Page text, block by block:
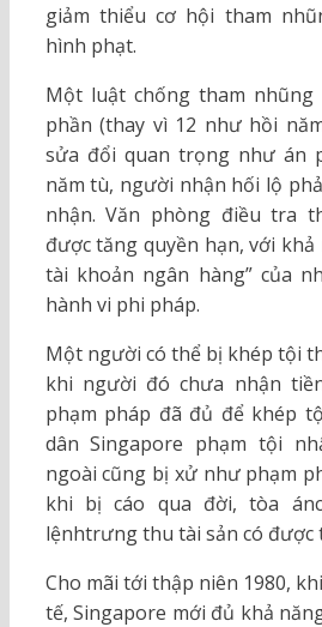
giảm thiểu cơ hội tham
hình phạt.
Một luật chống tham
phần (thay vì 12 như hồi
sửa đổi quan trọng như án
năm tù, người nhận hối lộ
nhận. Văn phòng điều tra
được tăng quyền hạn, với
tài khoản ngân hàng” của
hành vi phi pháp.
Một người có thể bị khép tội
khi người đó chưa nhận
phạm pháp đã đủ để khép
dân Singapore phạm tội
ngoài cũng bị xử như phạm
khi bị cáo qua đời, tòa
lệnhtrưng thu tài sản có được
Cho mãi tới thập niên 1980,
tế, Singapore mới đủ khả